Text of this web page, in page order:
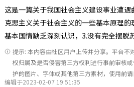
这是一篇关于我国社会主义建设事业遭
克思主义关于社会主义的一些基本原理
基本国情缺乏深刻认识，3.没有完全摆脱
提示: 本内容由社区用户上传并分享。平台不
权归属及是否侵害第三方权利进行事前审核
护的图片、字体或其他第三方素材，使用前请
编辑于2023-02-07 19:51:35